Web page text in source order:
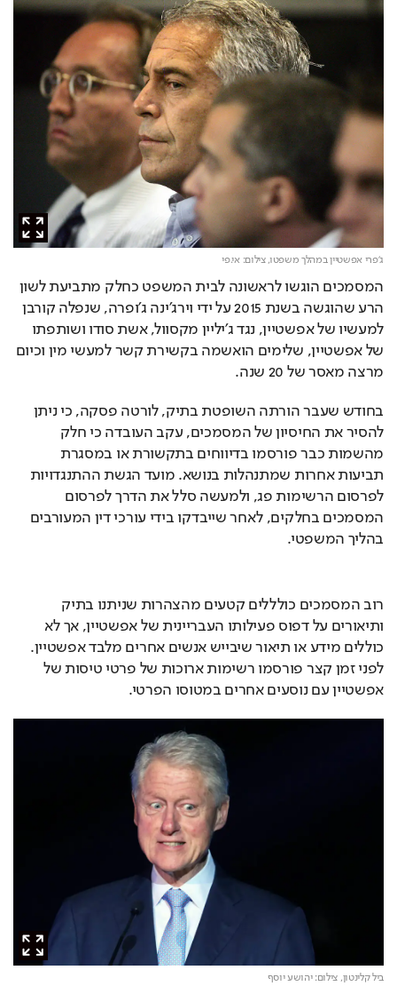
ג'פרי אפשטיין במהלך משפטו,צילום: אי.פי
המסמכים הוגשו לראשונה לבית המשפט כחלק מתביעת לשון
הרע שהוגשה בשנת 2015 על ידי וירג׳ינה ג׳ופרה, שנפלה קורבן
למעשיו של אפשטיין, נגד ג׳יליין מקסוול, אשת סודו ושותפתו
של אפשטיין, שלימים הואשמה בקשירת קשר למעשי מין וכיום
מרצה מאסר של 20 שנה.
בחודש שעבר הורתה השופטת בתיק, לורטה פסקה, כי ניתן
להסיר את החיסיון של המסמכים, עקב העובדה כי חלק
מהשמות כבר פורסמו בדיווחים בתקשורת או במסגרת
תביעות אחרות שמתנהלות בנושא. מועד הגשת ההתנגדויות
לפרסום הרשימות פג, ולמעשה סלל את הדרך לפרסום
המסמכים בחלקים, לאחר שייבדקו בידי עורכי דין המעורבים
בהליך המשפטי.
רוב המסמכים כולללים קטעים מהצהרות שניתנו בתיק
ותיאורים על דפוס פעילותו העבריינית של אפשטיין, אך לא
כוללים מידע או תיאור שיבייש אנשים אחרים מלבד אפשטיין.
לפני זמן קצר פורסמו רשימות ארוכות של פרטי טיסות של
אפשטיין עם נוסעים אחרים במטוסו הפרטי.
ביל קלינטון,צילום: יהושע יוסף